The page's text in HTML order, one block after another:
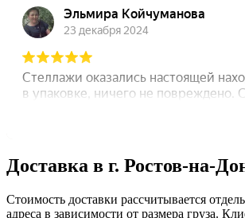
Доставка в г. Ростов-на-
Стоимость доставки рассчитывается
адреса в зависимости от размера груза.